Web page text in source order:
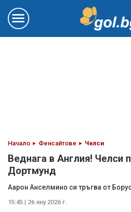
Начало Фенсайтове Челси
Веднага в Англия! Челси
Дортмунд
Аарон Анселмино си тръгва от
15:45 | 26 яну 2026 г.